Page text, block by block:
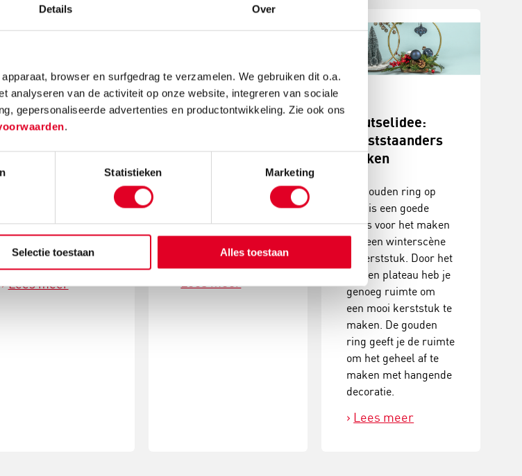
Details Over
browser en surfgedrag te verzamelen. We gebruiken dit o.a.
analyseren van de activiteit op onze website, integreren van sociale
gepersonaliseerde advertenties en productontwikkeling. Zie ook ons
.
Statistieken Marketing
Selectie toestaan Alles toestaan
Knutselidee:
gemak kerstballen in
kerstboom op.
Lees meer
Maak kerstukjes met
kerstdecoraties. Een
simpele, creatieve
activiteit met prachtig
eindresultaat!
Lees meer
Knutselidee:
kerststaanders
maken
De gouden ring op
voet is een goede
basis voor het maken
van een winterscène
of kerststuk. Door het
houten plateau heb je
genoeg ruimte om
een mooi kerststuk te
maken. De gouden
ring geeft je de ruimte
om het geheel af te
maken met hangende
decoratie.
Lees meer